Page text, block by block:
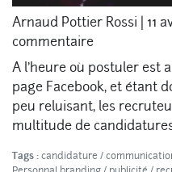
Arnaud Pottier Rossi | 11
commentaire
A l’heure où postuler est
page Facebook, et étant
peu reluisant, les
multitude de
Tags : candidature /